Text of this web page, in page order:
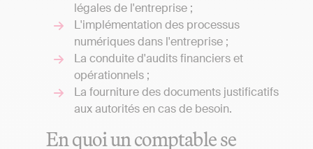
légales de l'entreprise ;
L'implémentation des processus
numériques dans l'entreprise ;
La conduite d'audits financiers et
opérationnels ;
La fourniture des documents justificatifs
aux autorités en cas de besoin.
En quoi un comptable se